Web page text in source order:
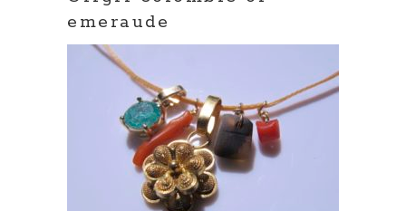
emeraude